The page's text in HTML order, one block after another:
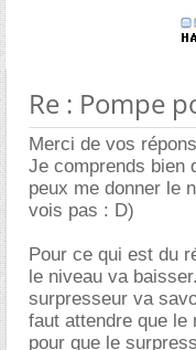
Re : Pompe
Merci de vos
Je comprends bien
peux me donner le
vois pas : D)
Pour ce qui est du
le niveau va
surpresseur va
faut attendre que
pour que le